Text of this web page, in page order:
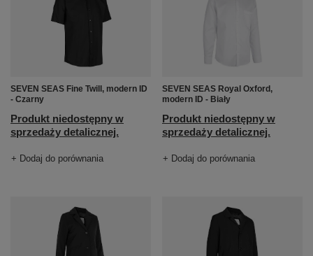
SEVEN SEAS Fine Twill, modern ID
- Czarny
Produkt niedostępny w
sprzedaży detalicznej.
+ Dodaj do porównania
SEVEN SEAS Royal Oxford,
modern ID - Biały
Produkt niedostępny w
sprzedaży detalicznej.
+ Dodaj do porównania